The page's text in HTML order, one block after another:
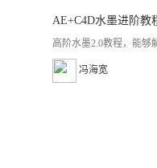
AE+C4D水墨进阶教
高阶水墨2.0教程，能够
冯海宽